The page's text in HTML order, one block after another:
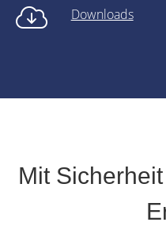
Downloads
Mit